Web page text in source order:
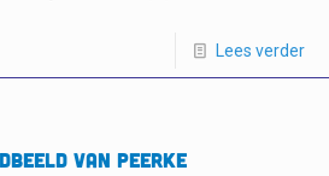
Lees verder
van Peerke